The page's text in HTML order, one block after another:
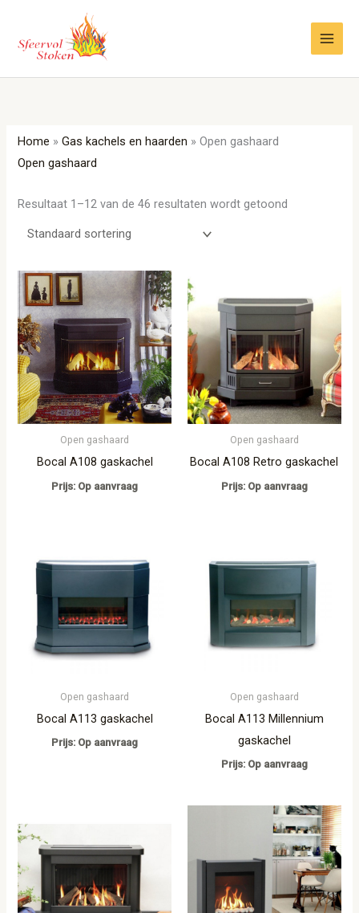
inhoud
Home »Gas kachels en haarden »Open gashaard
Open gashaard
Resultaat 1–12 van de 46 resultaten wordt getoond
Open gashaard
Bocal A108 gaskachel
Prijs: Op aanvraag
Open gashaard
Bocal A108 Retro gaskachel
Prijs: Op aanvraag
Open gashaard
Bocal A113 gaskachel
Prijs: Op aanvraag
Open gashaard
Bocal A113 Millennium
gaskachel
Prijs: Op aanvraag